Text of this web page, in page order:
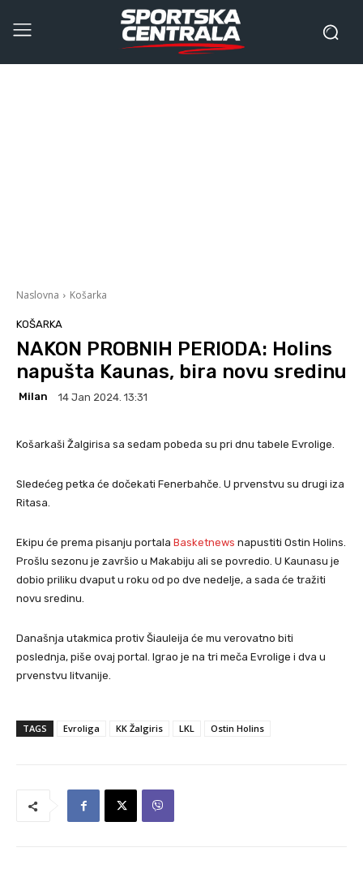
Naslovna Košarka
KOŠARKA
NAKON PROBNIH PERIODA: Holins
napušta Kaunas, bira novu sredinu
Milan 14 Jan 2024. 13:31
Košarkaši Žalgirisa sa sedam pobeda su pri dnu tabele Evrolige.
Sledećeg petka će dočekati Fenerbahče. U prvenstvu su drugi iza
Ritasa.
Ekipu će prema pisanju portala Basketnews napustiti Ostin Holins.
Prošlu sezonu je završio u Makabiju ali se povredio. U Kaunasu je
dobio priliku dvaput u roku od po dve nedelje, a sada će tražiti
novu sredinu.
Današnja utakmica protiv Šiauleija će mu verovatno biti
poslednja, piše ovaj portal. Igrao je na tri meča Evrolige i dva u
prvenstvu litvanije.
TAGS Evroliga KK Žalgiris LKL Ostin Holins